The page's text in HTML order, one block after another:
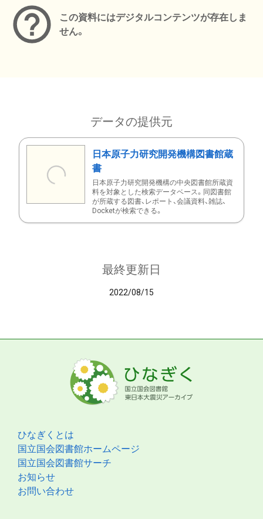
この資料にはデジタルコンテンツが存在しま
せん。
データの提供元
日本原子力研究開発機構図書館蔵
書
日本原子力研究開発機構の中央図書館所蔵資
料を対象とした検索データベース。同図書館
が所蔵する図書、レポート、会議資料、雑誌、
Docketが検索できる。
最終更新日
2022/08/15
ひなぎくとは
国立国会図書館ホームページ
国立国会図書館サーチ
お知らせ
お問い合わせ